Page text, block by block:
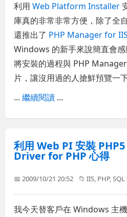
利用Web Platform Installer
庫真的非常非常方便，除了全
還推出了 PHP Manager for IIS
Windows 的新手來說簡直會
將安裝的過程與 PHP
片，讓沒用過的人搶鮮預覽一
...繼續閱讀 ...
利用 Web PI 安裝
Driver for PHP 心得
📅 2009/10/21 20:52 📁IIS, PHP,SQL
我今天替客戶在 Windows 主